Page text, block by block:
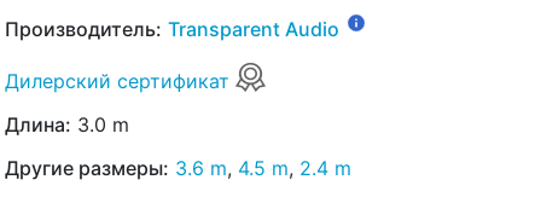
Производитель: Transparent Audio
Дилерский сертификат
Длина: 3.0 m
Другие размеры: 3.6 m, 4.5 m, 2.4 m